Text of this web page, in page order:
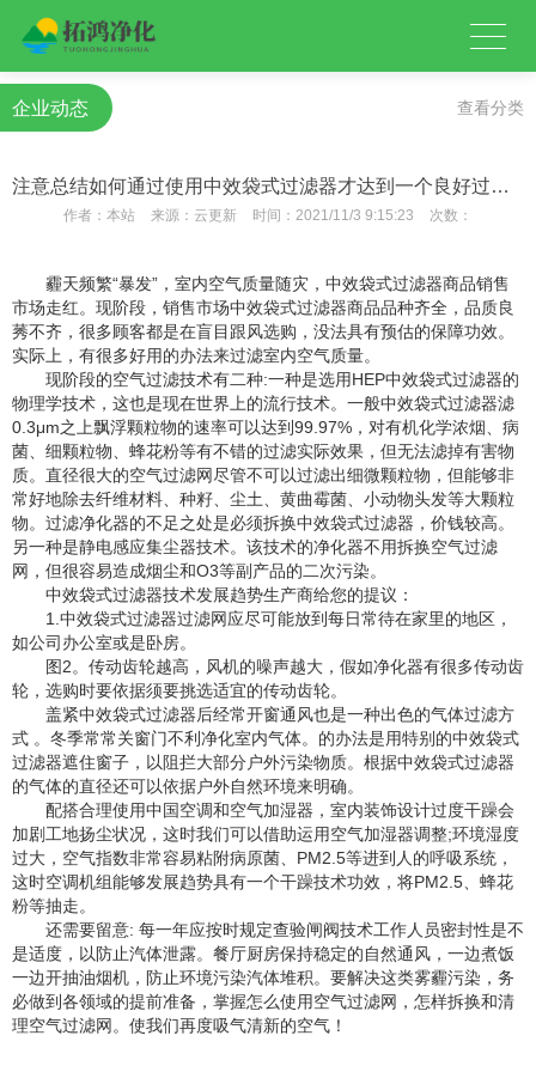
企业动态 查看分类
注意总结如何通过使用中效袋式过滤器才达到一个良好过滤效果？
作者： 本站 来源： 云更新 时间： 2021/11/3 9:15:23 次数：
霾天频繁“暴发”，室内空气质量随灾，中效袋式过滤器商品销售
市场走红。现阶段，销售市场中效袋式过滤器商品品种齐全，品质良
莠不齐，很多顾客都是在盲目跟风选购，没法具有预估的保障功效。
实际上，有很多好用的办法来过滤室内空气质量。
现阶段的空气过滤技术有二种:一种是选用HEP中效袋式过滤器的
物理学技术，这也是现在世界上的流行技术。一般中效袋式过滤器滤
0.3μm之上飘浮颗粒物的速率可以达到99.97%，对有机化学浓烟、病
菌、细颗粒物、蜂花粉等有不错的过滤实际效果，但无法滤掉有害物
质。直径很大的空气过滤网尽管不可以过滤出细微颗粒物，但能够非
常好地除去纤维材料、种籽、尘土、黄曲霉菌、小动物头发等大颗粒
物。过滤净化器的不足之处是必须拆换中效袋式过滤器，价钱较高。
另一种是静电感应集尘器技术。该技术的净化器不用拆换空气过滤
网，但很容易造成烟尘和O3等副产品的二次污染。
中效袋式过滤器技术发展趋势生产商给您的提议：
1.中效袋式过滤器过滤网应尽可能放到每日常待在家里的地区，
如公司办公室或是卧房。
图2。传动齿轮越高，风机的噪声越大，假如净化器有很多传动齿
轮，选购时要依据须要挑选适宜的传动齿轮。
盖紧中效袋式过滤器后经常开窗通风也是一种出色的气体过滤方
式 。冬季常常关窗门不利净化室内气体。的办法是用特别的中效袋式
过滤器遮住窗子，以阻拦大部分户外污染物质。根据中效袋式过滤器
的气体的直径还可以依据户外自然环境来明确。
配搭合理使用中国空调和空气加湿器，室内装饰设计过度干躁会
加剧工地扬尘状况，这时我们可以借助运用空气加湿器调整;环境湿度
过大，空气指数非常容易粘附病原菌、PM2.5等进到人的呼吸系统，
这时空调机组能够发展趋势具有一个干躁技术功效，将PM2.5、蜂花
粉等抽走。
还需要留意: 每一年应按时规定查验闸阀技术工作人员密封性是不
是适度，以防止汽体泄露。餐厅厨房保持稳定的自然通风，一边煮饭
一边开抽油烟机，防止环境污染汽体堆积。要解决这类雾霾污染，务
必做到各领域的提前准备，掌握怎么使用空气过滤网，怎样拆换和清
理空气过滤网。使我们再度吸气清新的空气！